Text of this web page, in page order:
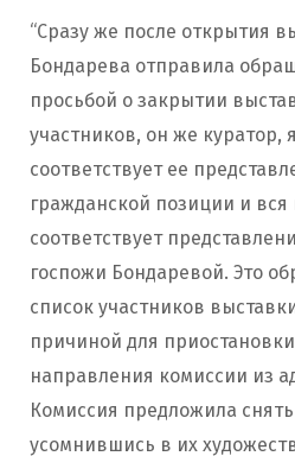
“Сразу же после открытия
Бондарева отправила
просьбой о закрытии
участников, он же куратор,
соответствует ее
гражданской позиции и
соответствует
госпожи Бондаревой. Это
список участников
причиной для
направления комиссии из
Комиссия предложила
усомнившись в их